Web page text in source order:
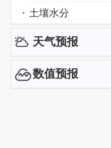
土壤水分
天气预报
数值预报